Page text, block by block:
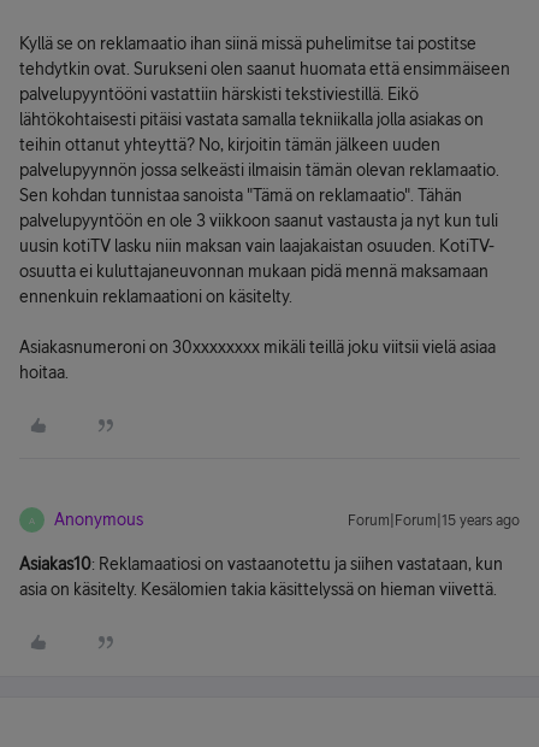
Kyllä se on reklamaatio ihan siinä missä puhelimitse tai postitse
tehdytkin ovat. Surukseni olen saanut huomata että ensimmäiseen
palvelupyyntööni vastattiin härskisti tekstiviestillä. Eikö
lähtökohtaisesti pitäisi vastata samalla tekniikalla jolla asiakas on
teihin ottanut yhteyttä? No, kirjoitin tämän jälkeen uuden
palvelupyynnön jossa selkeästi ilmaisin tämän olevan reklamaatio.
Sen kohdan tunnistaa sanoista "Tämä on reklamaatio". Tähän
palvelupyyntöön en ole 3 viikkoon saanut vastausta ja nyt kun tuli
uusin kotiTV lasku niin maksan vain laajakaistan osuuden. KotiTV-
osuutta ei kuluttajaneuvonnan mukaan pidä mennä maksamaan
ennenkuin reklamaationi on käsitelty.
Asiakasnumeroni on 30xxxxxxxx mikäli teillä joku viitsii vielä asiaa
hoitaa.
A Anonymous Forum|Forum|15 years ago
Asiakas10: Reklamaatiosi on vastaanotettu ja siihen vastataan, kun
asia on käsitelty. Kesälomien takia käsittelyssä on hieman viivettä.